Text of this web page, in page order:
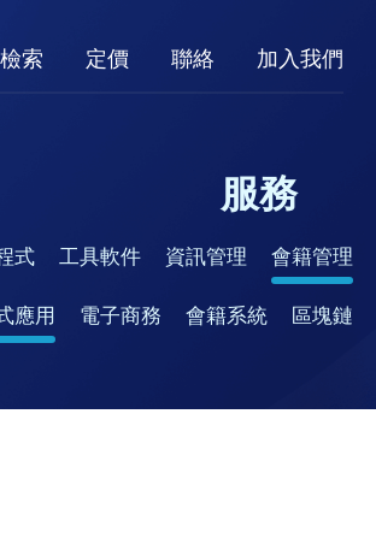
檢索 定價 聯絡 加入我們
服務
式 工具軟件 資訊管理 會籍管理
應用 電子商務 會籍系統 區塊鏈